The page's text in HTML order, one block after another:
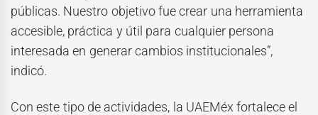
públicas. Nuestro objetivo fue crear una herramienta
accesible, práctica y útil para cualquier persona
interesada en generar cambios institucionales”,
indicó.
Con este tipo de actividades, la UAEMéx fortalece el